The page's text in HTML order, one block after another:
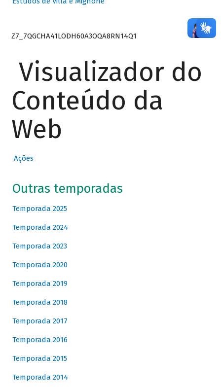
Z7_7QGCHA41LODH60A3OQA8RN14Q1
Visualizador do
Conteúdo da
Web
Ações
Outras temporadas
Temporada 2025
Temporada 2024
Temporada 2023
Temporada 2020
Temporada 2019
Temporada 2018
Temporada 2017
Temporada 2016
Temporada 2015
Temporada 2014